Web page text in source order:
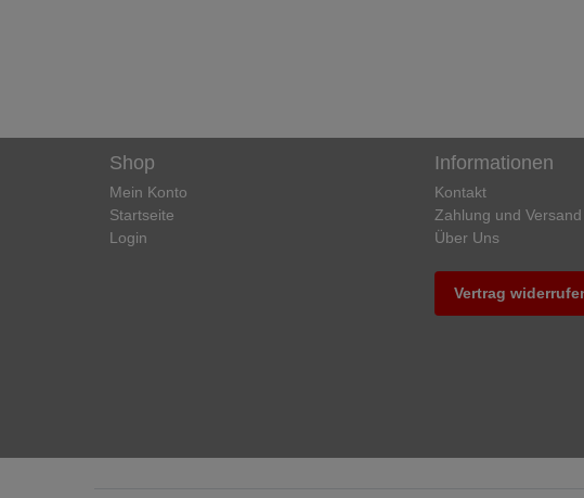
Shop
Mein Konto
Startseite
Login
Informationen
Kontakt
Zahlung und Versand
Über Uns
Vertrag